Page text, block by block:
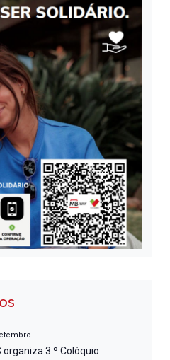
organiza 3.º Colóquio